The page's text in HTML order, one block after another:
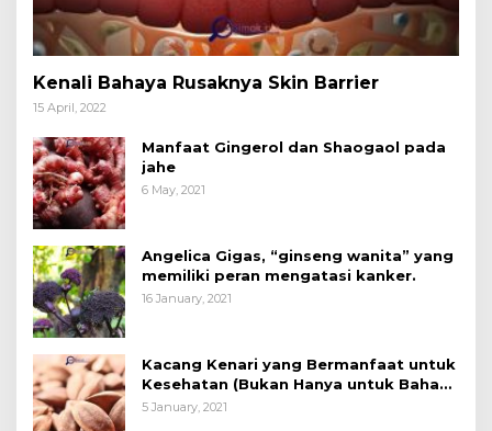
Kenali Bahaya Rusaknya Skin Barrier
15 April, 2022
Manfaat Gingerol dan Shaogaol pada
jahe
6 May, 2021
Angelica Gigas, “ginseng wanita” yang
memiliki peran mengatasi kanker.
16 January, 2021
Kacang Kenari yang Bermanfaat untuk
Kesehatan (Bukan Hanya untuk Bahan
Kue)
5 January, 2021